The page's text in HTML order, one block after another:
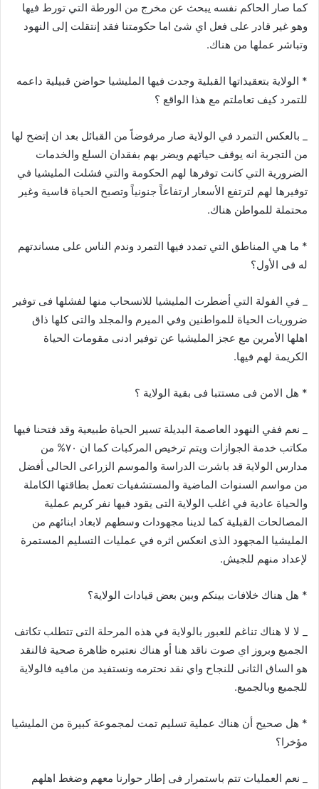
كما صار الحاكم نفسه يبحث عن مخرج من الورطة التي تورط فيها
وهو غير قادر على فعل اي شئ اما حكومتنا فقد إنتقلت إلى النهود
وتباشر عملها من هناك.
* الولاية بتعقيداتها القبلية وجدت فيها المليشيا حواضن قبيلية داعمه
للتمرد كيف تعاملتم مع هذا الواقع ؟
_ بالعكس التمرد في الولاية صار مرفوضاً من القبائل بعد ان إتضح لها
من التجربة انه يوقف حياتهم ويضر بهم بفقدان السلع والخدمات
الضرورية التي كانت توفرها لهم الحكومة والتي فشلت المليشيا في
توفيرها لهم لترتفع الأسعار ارتفاعاً جنونياً وتصبح الحياة قاسية وغير
محتملة للمواطن هناك.
* ما هي المناطق التي تمدد فيها التمرد وندم الناس على مساندتهم
له فى الأول؟
_ في الفولة التي أضطرت المليشيا للانسحاب منها لفشلها فى توفير
ضروريات الحياة للمواطنين وفي الميرم والمجلد والتى كلها ذاق
اهلها الأمرين مع عجز المليشيا عن توفير ادنى مقومات الحياة
الكريمة لهم فيها.
* هل الامن فى مستتبا فى بقية الولاية ؟
_ نعم ففي النهود العاصمة البديلة تسير الحياة طبيعية وقد فتحنا فيها
مكاتب خدمة الجوازات ويتم ترخيص المركبات كما ان ٧٠% من
مدارس الولاية قد باشرت الدراسة والموسم الزراعى الحالى أفضل
من مواسم السنوات الماضية والمستشفيات تعمل بطاقتها الكاملة
والحياة عادية في اغلب الولاية التى يقود فيها نفر كريم عملية
المصالحات القبلية كما لدينا مجهودات وسطهم لابعاد ابنائهم من
المليشيا المجهود الذى انعكس اثره في عمليات التسليم المستمرة
لإعداد منهم للجيش.
* هل هناك خلافات بينكم وبين بعض قيادات الولاية؟
_ لا لا هناك تناغم للعبور بالولاية في هذه المرحلة التى تتطلب تكاتف
الجميع وبروز اي صوت ناقد هنا أو هناك نعتبره ظاهرة صحية فالنقد
هو الساق الثانى للنجاح واي نقد نحترمه ونستفيد من مافيه فالولاية
للجميع وبالجميع.
* هل صحيح أن هناك عملية تسليم تمت لمجموعة كبيرة من المليشيا
مؤخرا؟
_ نعم العمليات تتم باستمرار فى إطار حوارنا معهم وضغط اهلهم